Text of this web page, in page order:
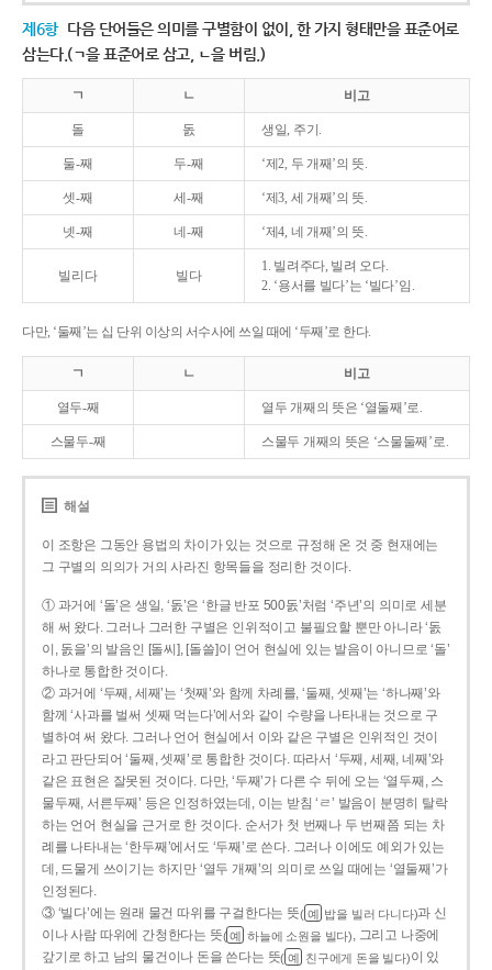
제6항 다음 단어들은 의미를 구별함이 없이, 한 가지 형태만을 표준어로
삼는다.(ㄱ을 표준어로 삼고, ㄴ을 버림.)
ㄱ ㄴ 비고
돌 돐 생일, 주기.
둘-째 두-째 ‘제2, 두 개째’의 뜻.
셋-째 세-째 ‘제3, 세 개째’의 뜻.
넷-째 네-째 ‘제4, 네 개째’의 뜻.
빌리다 빌다
1. 빌려주다, 빌려 오다.
2. ‘용서를 빌다’는 ‘빌다’임.
다만, ‘둘째’는 십 단위 이상의 서수사에 쓰일 때에 ‘두째’로 한다.
ㄱ ㄴ 비고
열두-째 열두 개째의 뜻은 ‘열둘째’로.
스물두-째 스물두 개째의 뜻은 ‘스물둘째’로.
해설
이 조항은 그동안 용법의 차이가 있는 것으로 규정해 온 것 중 현재에는
그 구별의 의의가 거의 사라진 항목들을 정리한 것이다.
① 과거에 ‘돌’은 생일, ‘돐’은 ‘한글 반포 500돐’처럼 ‘주년’의 의미로 세분
해 써 왔다. 그러나 그러한 구별은 인위적이고 불필요할 뿐만 아니라 ‘돐
이, 돐을’의 발음인 [돌씨], [돌쓸]이 언어 현실에 있는 발음이 아니므로 ‘돌’
하나로 통합한 것이다.
② 과거에 ‘두째, 세째’는 ‘첫째’와 함께 차례를, ‘둘째, 셋째’는 ‘하나째’와
함께 ‘사과를 벌써 셋째 먹는다’에서와 같이 수량을 나타내는 것으로 구
별하여 써 왔다. 그러나 언어 현실에서 이와 같은 구별은 인위적인 것이
라고 판단되어 ‘둘째, 셋째’로 통합한 것이다. 따라서 ‘두째, 세째, 네째’와
같은 표현은 잘못된 것이다. 다만, ‘두째’가 다른 수 뒤에 오는 ‘열두째, 스
물두째, 서른두째’ 등은 인정하였는데, 이는 받침 ‘ㄹ’ 발음이 분명히 탈락
하는 언어 현실을 근거로 한 것이다. 순서가 첫 번째나 두 번째쯤 되는 차
례를 나타내는 ‘한두째’에서도 ‘두째’로 쓴다. 그러나 이에도 예외가 있는
데, 드물게 쓰이기는 하지만 ‘열두 개째’의 의미로 쓰일 때에는 ‘열둘째’가
인정된다.
③ ‘빌다’에는 원래 물건 따위를 구걸한다는 뜻( 예 밥을 빌러 다니다)과 신
이나 사람 따위에 간청한다는 뜻( 예 하늘에 소원을 빌다), 그리고 나중에
갚기로 하고 남의 물건이나 돈을 쓴다는 뜻( 예 친구에게 돈을 빌다)이 있